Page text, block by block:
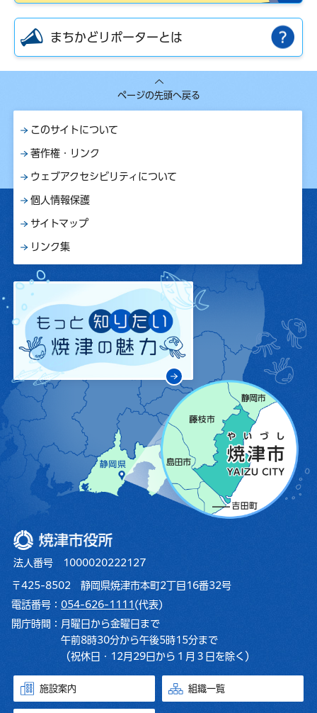
まちかどリポーターとは
ページの先頭へ戻る
このサイトについて
著作権・リンク
ウェブアクセシビリティについて
個人情報保護
サイトマップ
リンク集
焼津市役所
法人番号 1000020222127
〒425-8502 静岡県焼津市本町2丁目16番32号
電話番号： 054-626-1111 (代表)
開庁時間： 月曜日から金曜日まで
午前8時30分から午後5時15分まで
（祝休日・12月29日から１月３日を除く）
施設案内 組織一覧